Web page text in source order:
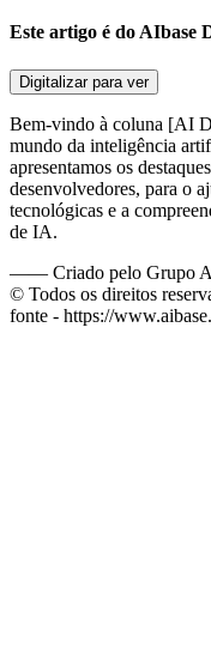
Este artigo é do AIbase
Digitalizar para ver
Bem-vindo à coluna [AI
mundo da inteligência
apresentamos os
desenvolvedores, para o
tecnológicas e a
de IA.
—— Criado pelo Grupo
© Todos os direitos
fonte - https://